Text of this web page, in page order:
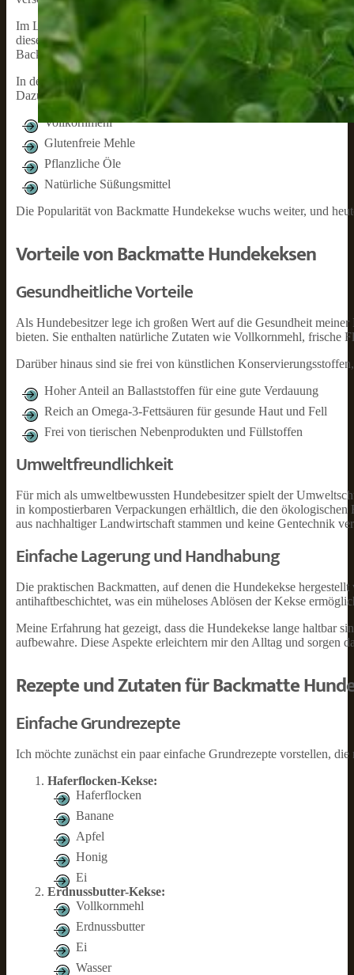
Im Laufe der Jahre, besonders in den 1970er Jahren, wurden
dieser Materialien war die Backmatte, ein innovatives
Backmatte erlaubte es Hundebesitzern, die Hundekekse
In den 1990er Jahren wurden in der Hundekekse-Herstellung
Dazu gehörten zum Beispiel:
Vollkornmehl
Glutenfreie Mehle
Pflanzliche Öle
Natürliche Süßungsmittel
Die Popularität von Backmatte Hundekekse wuchs weiter, und
Vorteile von Backmatte Hundekeksen
Gesundheitliche Vorteile
Als Hundebesitzer lege ich großen Wert auf die Gesundheit
bieten. Sie enthalten natürliche Zutaten wie Vollkornmehl, frische
Darüber hinaus sind sie frei von künstlichen
Hoher Anteil an Ballaststoffen für eine gute Verdauung
Reich an Omega-3-Fettsäuren für gesunde Haut und Fell
Frei von tierischen Nebenprodukten und Füllstoffen
Umweltfreundlichkeit
Für mich als umweltbewussten Hundebesitzer spielt der
in kompostierbaren Verpackungen erhältlich, die den
aus nachhaltiger Landwirtschaft stammen und keine Gentechnik
Einfache Lagerung und Handhabung
Die praktischen Backmatten, auf denen die Hundekekse
antihaftbeschichtet, was ein müheloses Ablösen der Kekse
Meine Erfahrung hat gezeigt, dass die Hundekekse lange haltbar
aufbewahre. Diese Aspekte erleichtern mir den Alltag und sorgen
Rezepte und Zutaten für Backmatte
Einfache Grundrezepte
Ich möchte zunächst ein paar einfache Grundrezepte vorstellen,
Haferflocken-Kekse:
Haferflocken
Banane
Apfel
Honig
Ei
Erdnussbutter-Kekse:
Vollkornmehl
Erdnussbutter
Ei
Wasser